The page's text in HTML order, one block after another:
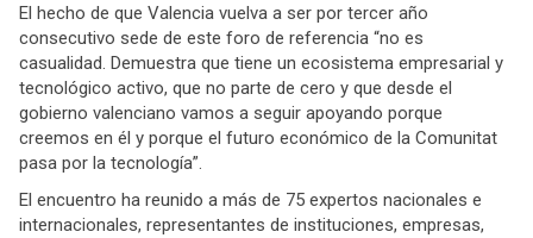
El hecho de que Valencia vuelva a ser por tercer año
consecutivo sede de este foro de referencia “no es
casualidad. Demuestra que tiene un ecosistema empresarial y
tecnológico activo, que no parte de cero y que desde el
gobierno valenciano vamos a seguir apoyando porque
creemos en él y porque el futuro económico de la Comunitat
pasa por la tecnología”.
El encuentro ha reunido a más de 75 expertos nacionales e
internacionales, representantes de instituciones, empresas,